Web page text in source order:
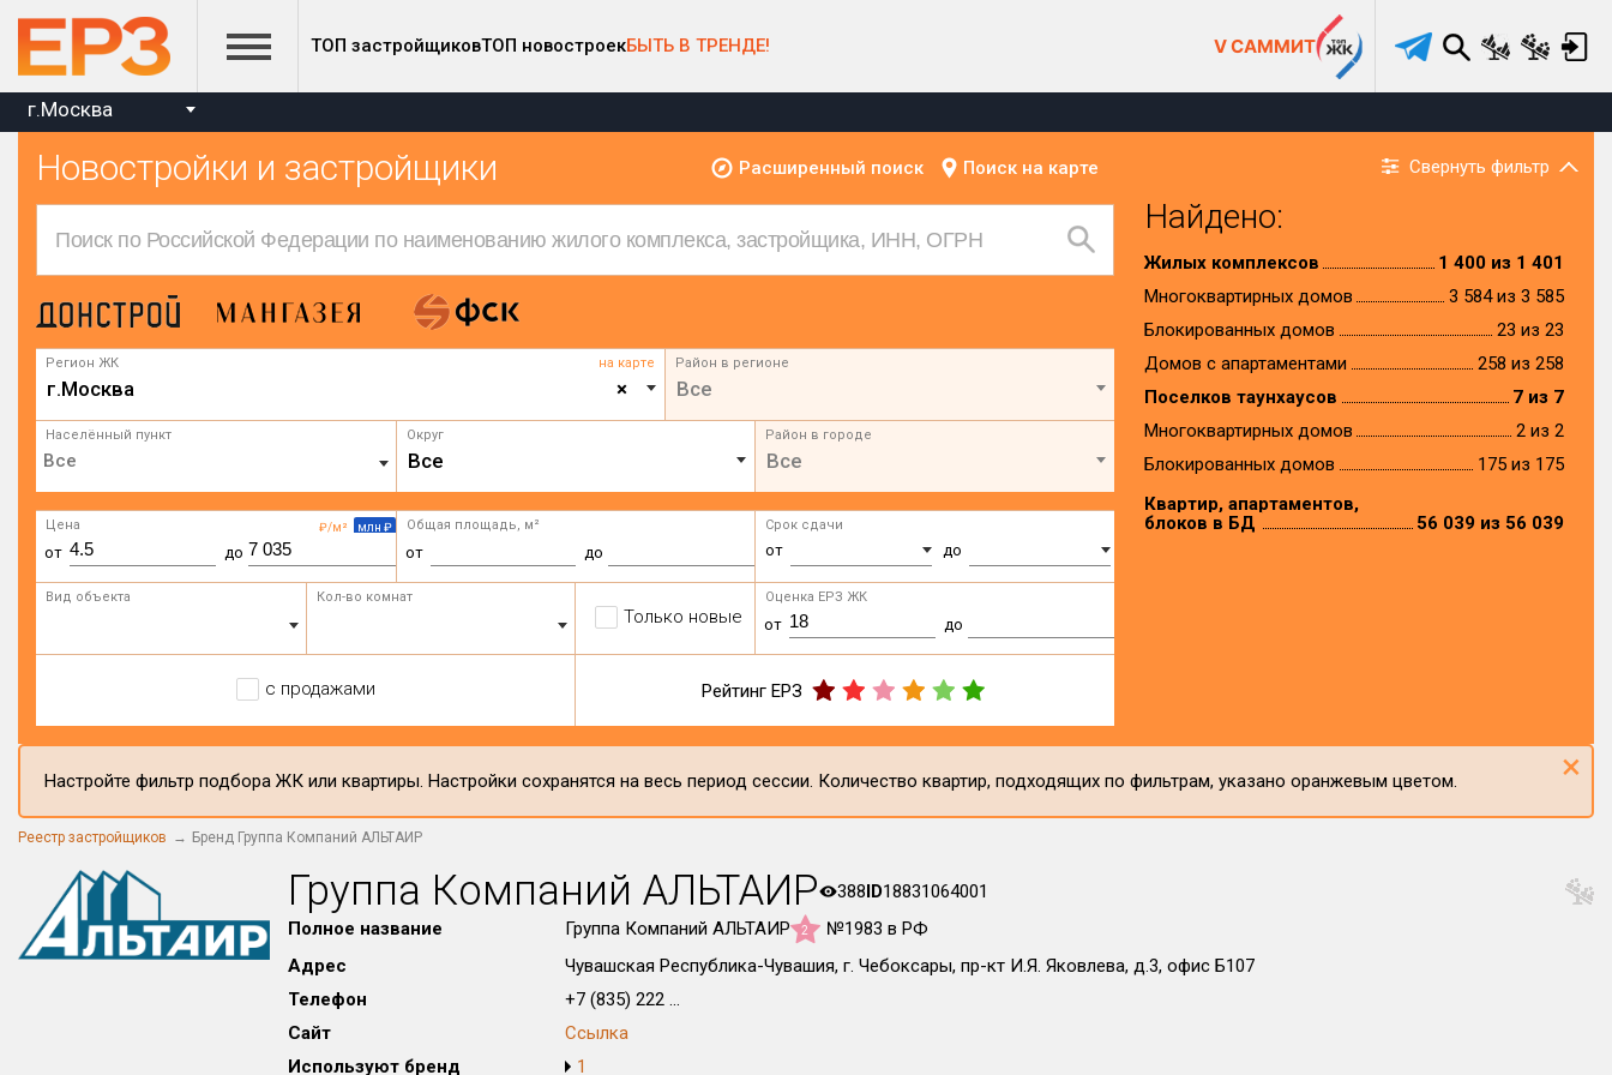
ТОП застройщиковТОП новостроекБЫТЬ В ТРЕНДЕ! V САММИТ
г.Москва
Новостройки и застройщики Расширенный поиск Поиск на карте Свернуть фильтр
Регион ЖК на карте
×
г.Москва
Район в регионе
Все
Населённый пункт Округ
Все
Район в городе
Все
₽/м² млн ₽
Цена
от до
Общая площадь, м²
от до
Срок сдачи
от до
Вид объекта Кол-во комнат
Только новые
Оценка ЕРЗ ЖК
от до
с продажами Рейтинг ЕРЗ
Найдено:
Жилых комплексов
1 400 из 1 401
Многоквартирных домов
3 584 из 3 585
Блокированных домов
23 из 23
Домов с апартаментами
258 из 258
Поселков таунхаусов
7 из 7
Многоквартирных домов
2 из 2
Блокированных домов
175 из 175
Квартир, апартаментов,
блоков в БД
56 039 из 56 039
Настройте фильтр подбора ЖК или квартиры. Настройки сохранятся на весь период сессии. Количество квартир, подходящих по фильтрам, указано оранжевым цветом. ×
Реестр застройщиков Бренд Группа Компаний АЛЬТАИР
Группа Компаний АЛЬТАИР 388ID18831064001
Полное название
Группа Компаний АЛЬТАИР 2
№1983 в РФ
Адрес
Чувашская Республика-Чувашия, г. Чебоксары, пр-кт И.Я. Яковлева, д.3, офис Б107
Телефон
+7 (835) 222 ...
Сайт
Ссылка
Используют бренд
1